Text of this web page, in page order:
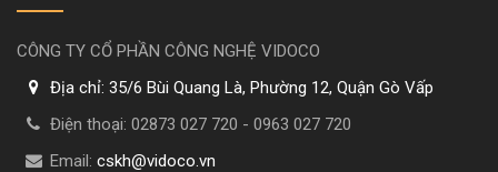
CÔNG TY CỔ PHẦN CÔNG NGHỆ VIDOCO
Địa chỉ: 35/6 Bùi Quang Là, Phường 12, Quận Gò Vấp
Điện thoại: 02873 027 720 - 0963 027 720
Email: cskh@vidoco.vn